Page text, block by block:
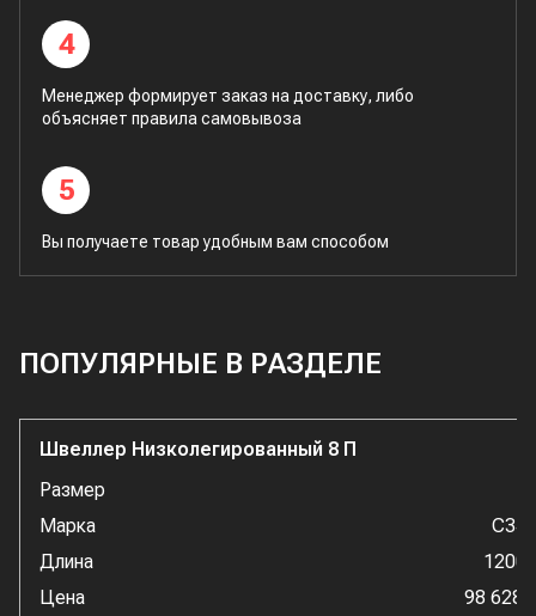
4
Менеджер формирует заказ на доставку, либо
объясняет правила самовывоза
5
Вы получаете товар удобным вам способом
ПОПУЛЯРНЫЕ В РАЗДЕЛЕ
Швеллер Низколегированный 8 П
Размер
Марка
С345
Длина
12000
Цена
98 628 ₽